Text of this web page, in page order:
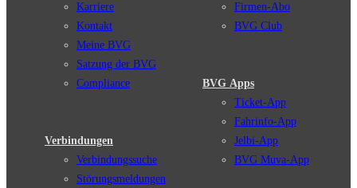
Karriere
Kontakt
Meine BVG
Satzung der BVG
Compliance
Verbindungen
Verbindungssuche
Störungsmeldungen
Firmen-Abo
BVG Club
BVG Apps
Ticket-App
Fahrinfo-App
Jelbi-App
BVG Muva-App